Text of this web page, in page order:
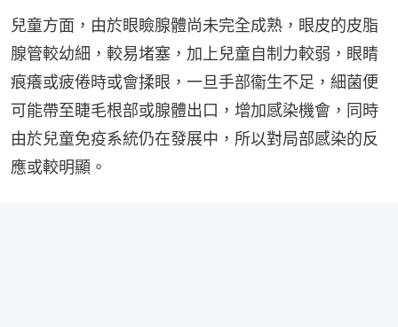
兒童方面，由於眼瞼腺體尚未完全成熟，眼皮的皮脂
腺管較幼細，較易堵塞，加上兒童自制力較弱，眼睛
痕癢或疲倦時或會揉眼，一旦手部衞生不足，細菌便
可能帶至睫毛根部或腺體出口，增加感染機會，同時
由於兒童免疫系統仍在發展中，所以對局部感染的反
應或較明顯。